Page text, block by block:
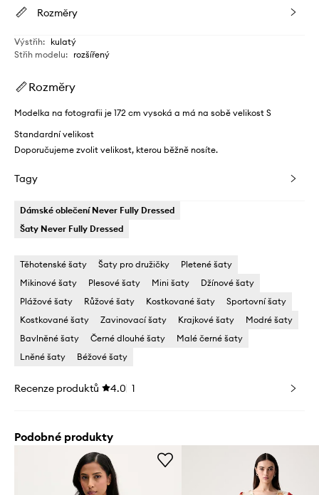
Rozměry
Výstřih: kulatý
Střih modelu: rozšířený
Rozměry
Modelka na fotografii je 172 cm vysoká a má na sobě velikost S
Standardní velikost
Doporučujeme zvolit velikost, kterou běžně nosíte.
Tagy
Dámské oblečení Never Fully Dressed
Šaty Never Fully Dressed
Těhotenské šaty Šaty pro družičky
Pletené šaty
Mikinové šaty
Plesové šaty Mini šaty
Džínové šaty
Plážové šaty
Růžové šaty Kostkované šaty
Sportovní šaty
Kostkované šaty
Zavinovací šaty Krajkové šaty
Modré šaty
Bavlněné šaty
Černé dlouhé šaty
Malé černé šaty
Lněné šaty
Béžové šaty
Recenze produktů 4.0 1
Podobné produkty